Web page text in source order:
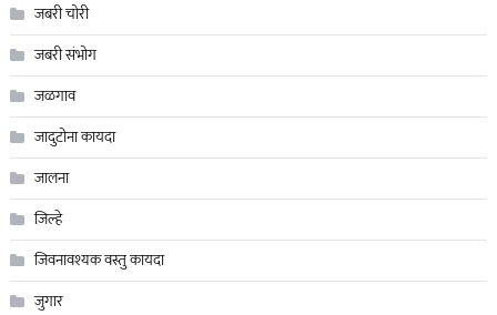
जबरी चोरी
जबरी संभोग
जळगाव
जादुटोना कायदा
जालना
जिल्हे
जिवनावश्यक वस्तु कायदा
जुगार